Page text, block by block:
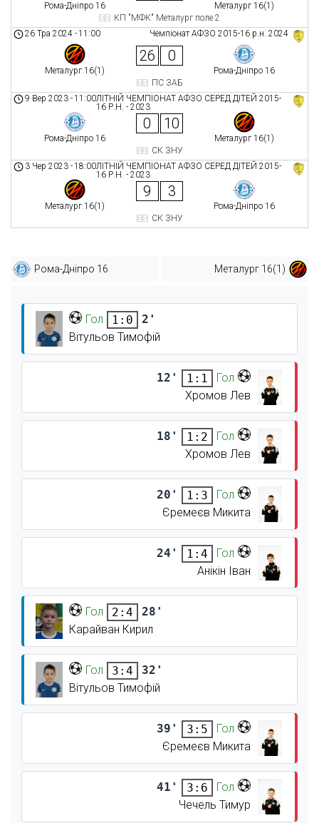
Рома-Дніпро 16
Металург 16(1)
КП "МФК" Металург поле 2
Чемпіонат АФЗО 2015-16 р.н. 2024
26 Тра 2024 -11:00
Металург 16(1)
26 0
Рома-Дніпро 16
ПС ЗАБ
ЛІТНІЙ ЧЕМПІОНАТ АФЗО СЕРЕД ДІТЕЙ 2015-
16 Р.Н. - 2023
9 Вер 2023 -11:00
Рома-Дніпро 16
0 10
Металург 16(1)
СК ЗНУ
ЛІТНІЙ ЧЕМПІОНАТ АФЗО СЕРЕД ДІТЕЙ 2015-
16 Р.Н. - 2023
3 Чер 2023 -18:00
Металург 16(1)
9 3
Рома-Дніпро 16
СК ЗНУ
Рома-Дніпро 16 Металург 16(1)
Гол 1:0
2'
Вітульов Тимофій
12' 1:1
Гол
Хромов Лев
18' 1:2
Гол
Хромов Лев
20' 1:3
Гол
Єремеєв Микита
24' 1:4
Гол
Анікін Іван
Гол 2:4
28'
Карайван Кирил
Гол 3:4
32'
Вітульов Тимофій
39' 3:5
Гол
Єремеєв Микита
41' 3:6
Гол
Чечель Тимур